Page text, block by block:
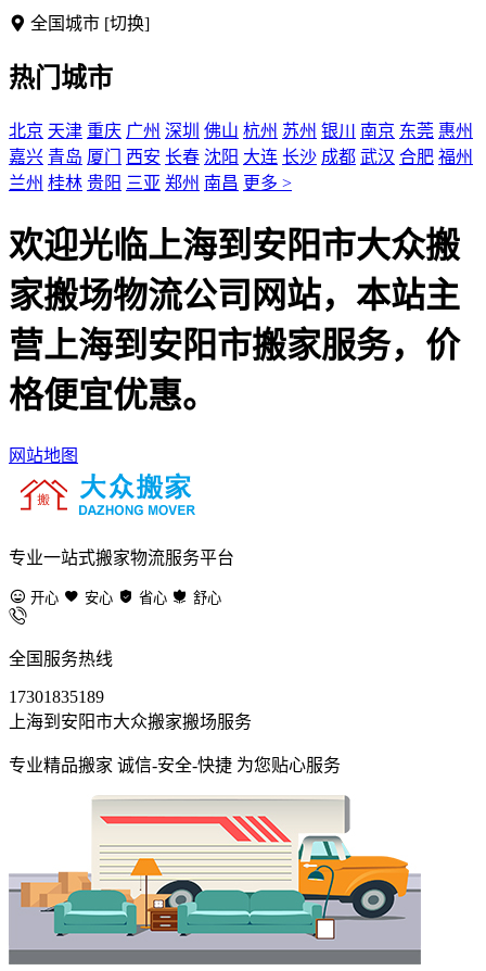
全国城市 [切换]
热门城市
北京 天津 重庆 广州 深圳 佛山 杭州 苏州 银川 南京 东莞 惠州
嘉兴 青岛 厦门 西安 长春 沈阳 大连 长沙 成都 武汉 合肥 福州
兰州 桂林 贵阳 三亚 郑州 南昌 更多 >
欢迎光临上海到安阳市大众搬
家搬场物流公司网站，本站主
营上海到安阳市搬家服务，价
格便宜优惠。
网站地图
专业一站式搬家物流服务平台
开心 安心 省心 舒心
全国服务热线
17301835189
上海到安阳市大众搬家搬场服务
专业精品搬家 诚信-安全-快捷 为您贴心服务